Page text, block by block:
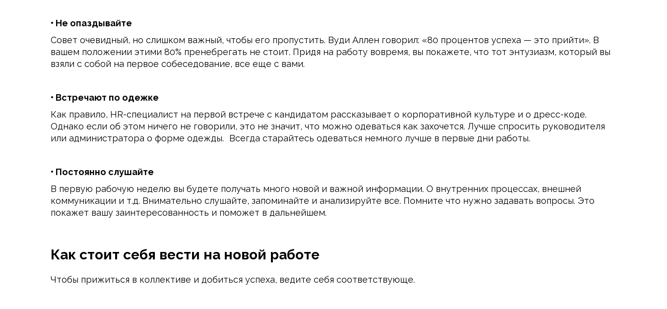
• Не опаздывайте
Совет очевидный, но слишком важный, чтобы его пропустить. Вуди Аллен говорил: «80 процентов успеха — это прийти». В
вашем положении этими 80% пренебрегать не стоит. Придя на работу вовремя, вы покажете, что тот энтузиазм, который вы
взяли с собой на первое собеседование, все еще с вами.
• Встречают по одежке
Как правило, HR-специалист на первой встрече с кандидатом рассказывает о корпоративной культуре и о дресс-коде.
Однако если об этом ничего не говорили, это не значит, что можно одеваться как захочется. Лучше спросить руководителя
или администратора о форме одежды. Всегда старайтесь одеваться немного лучше в первые дни работы.
• Постоянно слушайте
В первую рабочую неделю вы будете получать много новой и важной информации. О внутренних процессах, внешней
коммуникации и т.д. Внимательно слушайте, запоминайте и анализируйте все. Помните что нужно задавать вопросы. Это
покажет вашу заинтересованность и поможет в дальнейшем.
Как стоит себя вести на новой работе
Чтобы прижиться в коллективе и добиться успеха, ведите себя соответствующе.